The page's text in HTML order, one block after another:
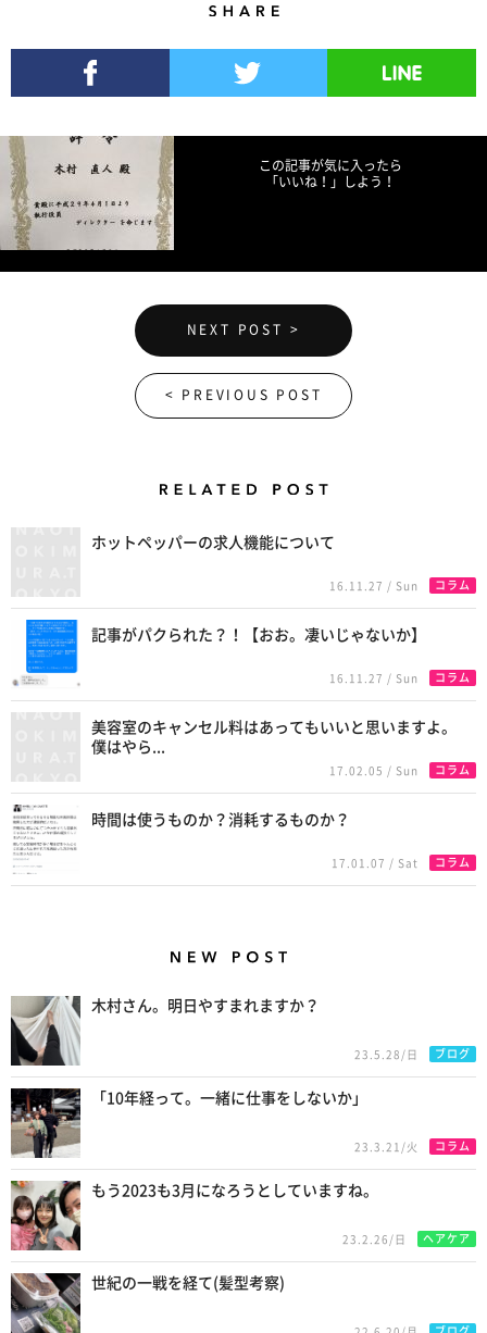
この記事が気に入ったら
「いいね！」しよう！
NEXT POST >
< PREVIOUS POST
ホットペッパーの求人機能について
16.11.27 / Sun コラム
記事がパクられた？！【おお。凄いじゃないか】
16.11.27 / Sun コラム
美容室のキャンセル料はあってもいいと思いますよ。
僕はやら...
17.02.05 / Sun コラム
時間は使うものか？消耗するものか？
17.01.07 / Sat コラム
木村さん。明日やすまれますか？
23.5.28/日 ブログ
「10年経って。一緒に仕事をしないか」
23.3.21/火 コラム
もう2023も3月になろうとしていますね。
23.2.26/日 ヘアケア
世紀の一戦を経て(髪型考察)